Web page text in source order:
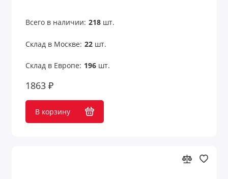
Всего в наличии: 218шт.
Склад в Москве: 22шт.
Склад в Европе: 196шт.
1863 ₽
В корзину